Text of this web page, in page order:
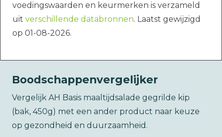
voedingswaarden en keurmerken is verzameld
uit verschillende databronnen. Laatst gewijzigd
op 01-08-2026.
Boodschappenvergelijker
Vergelijk AH Basis maaltijdsalade gegrilde kip
(bak, 450g) met een ander product naar keuze
op gezondheid en duurzaamheid.